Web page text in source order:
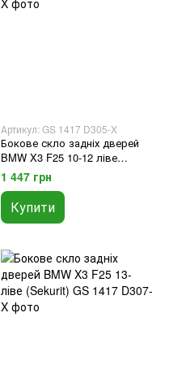
Артикул: GS 1417 D305-X
Бокове скло задніх дверей
BMW X3 F25 10-12 ліве
(Sekurit)
1 447 грн
Купити